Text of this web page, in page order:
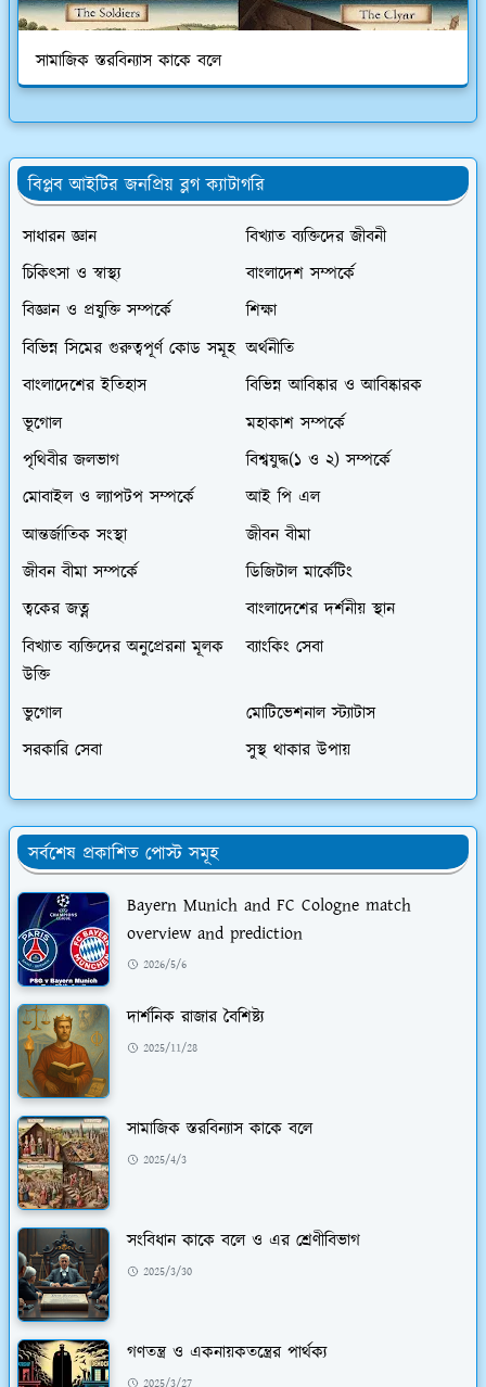
সামাজিক স্তরবিন্যাস কাকে বলে
বিপ্লব আইটির জনপ্রিয় ব্লগ ক্যাটাগরি
সাধারন জ্ঞান
বিখ্যাত ব্যক্তিদের জীবনী
চিকিৎসা ও স্বাস্থ্য
বাংলাদেশ সম্পর্কে
বিজ্ঞান ও প্রযুক্তি সম্পর্কে
শিক্ষা
বিভিন্ন সিমের গুরুত্বপূর্ণ কোড সমূহ অর্থনীতি
বাংলাদেশের ইতিহাস
বিভিন্ন আবিষ্কার ও আবিষ্কারক
ভূগোল
মহাকাশ সম্পর্কে
পৃথিবীর জলভাগ
বিশ্বযুদ্ধ(১ ও ২) সম্পর্কে
মোবাইল ও ল্যাপটপ সম্পর্কে
আই পি এল
আন্তর্জাতিক সংস্থা
জীবন বীমা
জীবন বীমা সম্পর্কে
ডিজিটাল মার্কেটিং
ত্বকের জত্ন
বাংলাদেশের দর্শনীয় স্থান
বিখ্যাত ব্যক্তিদের অনুপ্রেরনা মূলক
উক্তি
ব্যাংকিং সেবা
ভুগোল
মোটিভেশনাল স্ট্যাটাস
সরকারি সেবা
সুস্থ থাকার উপায়
সর্বশেষ প্রকাশিত পোস্ট সমূহ
Bayern Munich and FC Cologne match
overview and prediction
2026/5/6
দার্শনিক রাজার বৈশিষ্ট্য
2025/11/28
সামাজিক স্তরবিন্যাস কাকে বলে
2025/4/3
সংবিধান কাকে বলে ও এর শ্রেণীবিভাগ
2025/3/30
গণতন্ত্র ও একনায়কতন্ত্রের পার্থক্য